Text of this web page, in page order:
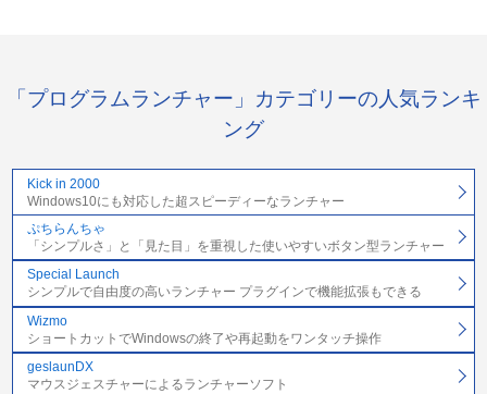
「プログラムランチャー」カテゴリーの人気ランキ
ング
Kick in 2000
Windows10にも対応した超スピーディーなランチャー
ぷちらんちゃ
「シンプルさ」と「見た目」を重視した使いやすいボタン型ランチャー
Special Launch
シンプルで自由度の高いランチャー プラグインで機能拡張もできる
Wizmo
ショートカットでWindowsの終了や再起動をワンタッチ操作
geslaunDX
マウスジェスチャーによるランチャーソフト